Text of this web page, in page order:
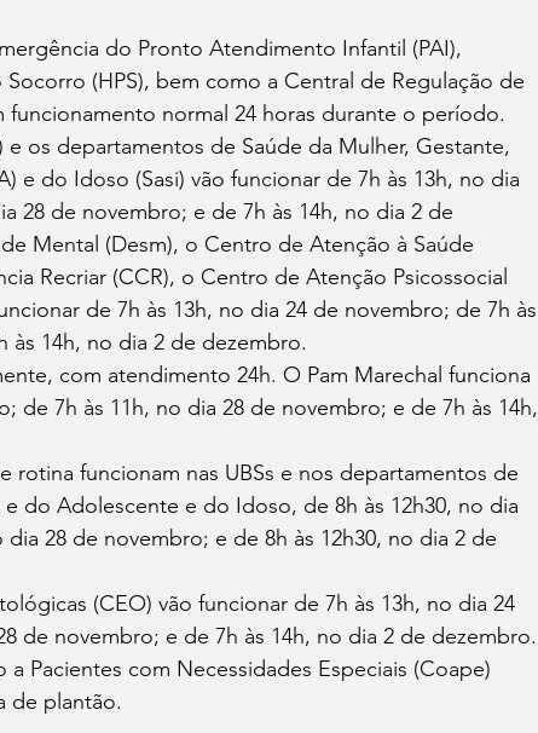
do Pronto Atendimento Infantil (PAI),
(HPS), bem como a Central de Regulação de
funcionamento normal 24 horas durante o período.
e os departamentos de Saúde da Mulher, Gestante,
e do Idoso (Sasi) vão funcionar de 7h às 13h, no dia
28 de novembro; e de 7h às 14h, no dia 2 de
Mental (Desm), o Centro de Atenção à Saúde
Recriar (CCR), o Centro de Atenção Psicossocial
de 7h às 13h, no dia 24 de novembro; de 7h às
às 14h, no dia 2 de dezembro.
com atendimento 24h. O Pam Marechal funciona
de 7h às 11h, no dia 28 de novembro; e de 7h às 14h,
rotina funcionam nas UBSs e nos departamentos de
do Adolescente e do Idoso, de 8h às 12h30, no dia
28 de novembro; e de 8h às 12h30, no dia 2 de
(CEO) vão funcionar de 7h às 13h, no dia 24
de novembro; e de 7h às 14h, no dia 2 de dezembro.
Pacientes com Necessidades Especiais (Coape)
de plantão.